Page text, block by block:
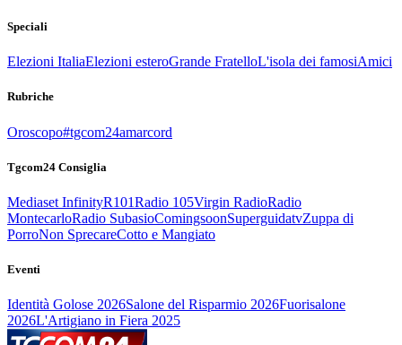
Speciali
Elezioni ItaliaElezioni esteroGrande FratelloL'isola dei famosiAmici
Rubriche
Oroscopo#tgcom24amarcord
Tgcom24 Consiglia
Mediaset InfinityR101Radio 105Virgin RadioRadio
MontecarloRadio SubasioComingsoonSuperguidatvZuppa di
PorroNon SprecareCotto e Mangiato
Eventi
Identità Golose 2026Salone del Risparmio 2026Fuorisalone
2026L'Artigiano in Fiera 2025